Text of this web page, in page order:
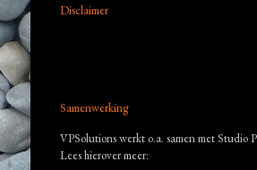
Disclaimer
Samenwerking
VPSolutions werkt o.a. samen met Studio
Lees hierover meer: